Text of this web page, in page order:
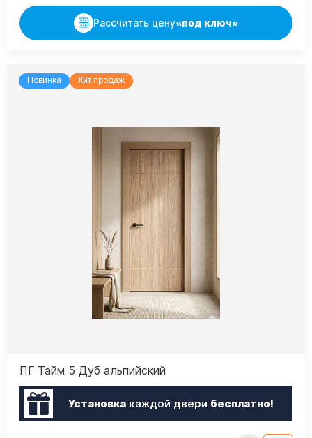
Рассчитать цену«под ключ»
Новинка Хит продаж
ПГ Тайм 5 Дуб альпийский
Установкакаждой двери бесплатно!